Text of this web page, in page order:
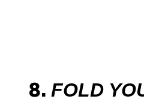
8. FOLD